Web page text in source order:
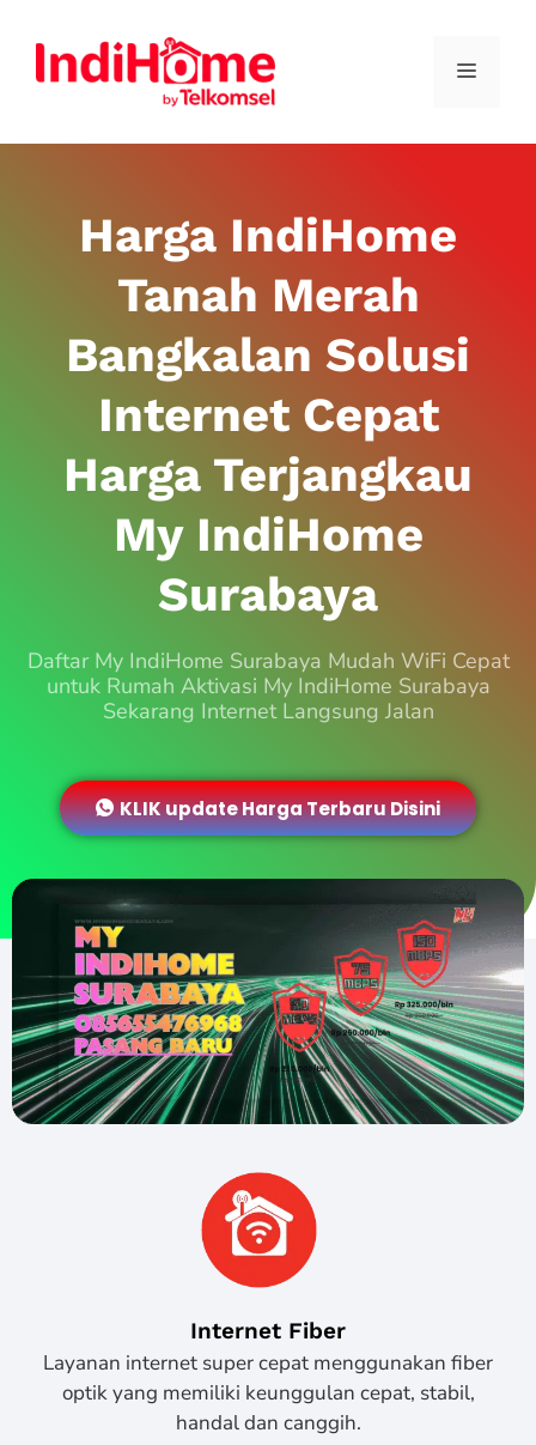
Harga IndiHome
Tanah Merah
Bangkalan Solusi
Internet Cepat
Harga Terjangkau
My IndiHome
Surabaya
Daftar My IndiHome Surabaya Mudah WiFi Cepat
untuk Rumah Aktivasi My IndiHome Surabaya
Sekarang Internet Langsung Jalan
KLIK update Harga Terbaru Disini
Internet Fiber
Layanan internet super cepat menggunakan fiber
optik yang memiliki keunggulan cepat, stabil,
handal dan canggih.